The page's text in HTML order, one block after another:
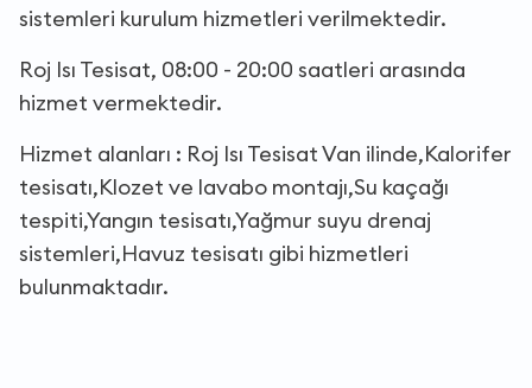
sistemleri kurulum hizmetleri verilmektedir.
Roj Isı Tesisat, 08:00 - 20:00 saatleri arasında
hizmet vermektedir.
Hizmet alanları : Roj Isı Tesisat Van ilinde,Kalorifer
tesisatı,Klozet ve lavabo montajı,Su kaçağı
tespiti,Yangın tesisatı,Yağmur suyu drenaj
sistemleri,Havuz tesisatı gibi hizmetleri
bulunmaktadır.